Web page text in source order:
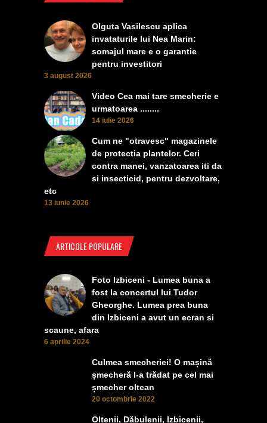
Olguta Vasilescu aplica
invataturile lui Nea Marin:
somajul mare e o garantie
pentru investitori
3 august 2026
Video Cea mai tare smecherie e
urmatoarea ........
14 iulie 2026
Cum ne "otravesc" magazinele
de protectia plantelor. Ceri
contra manei, vanzatoarea iti da
si insecticid, pentru dezvoltare,
etc
13 iunie 2026
ARTICOLE POPULARE
Foto Izbiceni - Lumea buna a
fost la concertul lui Tudor
Gheorghe. Lumea prea buna
din Izbiceni a avut un ecran si
scaune, afara
6 aprilie 2024
Culmea smecheriei! O mașină
șmecheră l-a trădat pe cel mai
șmecher oltean
20 octombrie 2022
Oltenii, Dăbulenii, Izbicenii,